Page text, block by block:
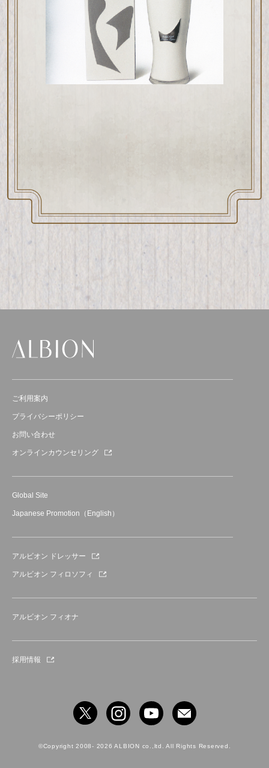
ご利用案内
プライバシーポリシー
お問い合わせ
オンラインカウンセリング
Global Site
Japanese Promotion（English）
アルビオン ドレッサー
アルビオン フィロソフィ
アルビオン フィオナ
採用情報
©Copyright 2008- 2026 ALBION co.,ltd. All Rights Reserved.